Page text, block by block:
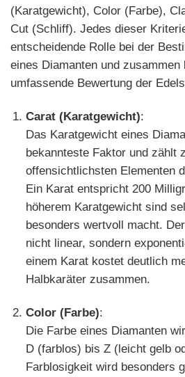
(Karatgewicht), Color (Farbe),
Cut (Schliff). Jedes dieser
entscheidende Rolle bei der
eines Diamanten und zusammen
umfassende Bewertung der
Carat (Karatgewicht):
Das Karatgewicht eines
bekannteste Faktor und zählt
offensichtlichsten Elementen
Ein Karat entspricht 200
höherem Karatgewicht sind
besonders wertvoll macht.
nicht linear, sondern
einem Karat kostet deutlich
Halbkaräter zusammen.
Color (Farbe):
Die Farbe eines Diamanten
D (farblos) bis Z (leicht gelb
Farblosigkeit wird besonders